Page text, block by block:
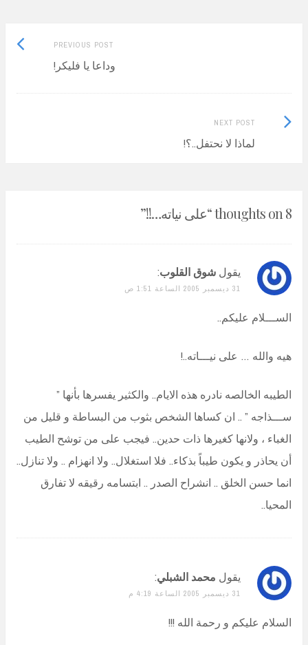
PREVIOUS POST
Previous
post:وداعا يا فليكر!
NEXT POST
لماذا لا نحتفل..؟!
Next
Post:
8 thoughts on “ على نياته…!!”
يقول شوق القلوب:
31 ديسمبر 2005 الساعة 1:51 ص
الســـلام عليكم..
هيه والله … على نيـــاته..!
الطيبه الخالصه نادره هذه الايام.. والكثير يفسرها بأنها ”
ســـذاجه ” .. ان كساها الشخص بثوب من البساطة و قليل من
الغباء ، ولانها كغيرها ذات حدين.. فيجب على من توشح الطيب
أن يحاذر و يكون طيباً بذكاء.. فلا استغلال.. ولا انهزام .. ولا تنازل..
انما حسن الخلق .. انشراح الصدر .. ابتسامه رقيقه لا تفارق
المحيا..
يقول محمد الشبلي:
31 ديسمبر 2005 الساعة 4:19 م
السلام عليكم و رحمة الله !!!